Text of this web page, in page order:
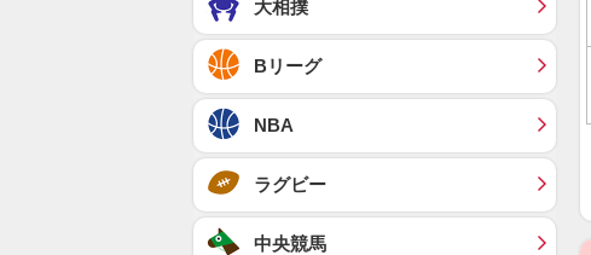
大相撲
Bリーグ
NBA
ラグビー
中央競馬